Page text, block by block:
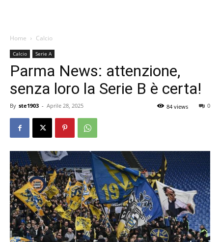
Home Calcio
Calcio Serie A
Parma News: attenzione,
senza loro la Serie B è certa!
By ste1903 - Aprile 28, 2025 0
84 views